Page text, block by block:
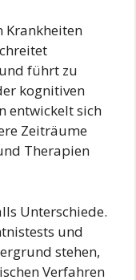
Krankheiten
führt zu
kognitiven
entwickelt sich
Zeiträume
Therapien
Unterschiede.
und
stehen,
Verfahren